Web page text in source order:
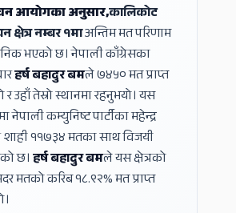
आयोगका अनुसार,कालिकोट
क्षेत्र नम्बर १माअन्तिम मत परिणाम
भएको छ। नेपाली काँग्रेसका
हर्ष बहादुर बमले ७४५० मत प्राप्त
र उहाँ तेस्रो स्थानमा रहनुभयो। यस
नेपाली कम्युनिष्ट पार्टीका महेन्द्र
शाही ११७३४ मतका साथ विजयी
छ।हर्ष बहादुर बमले यस क्षेत्रको
मतको करिब १८.९२% मत प्राप्त